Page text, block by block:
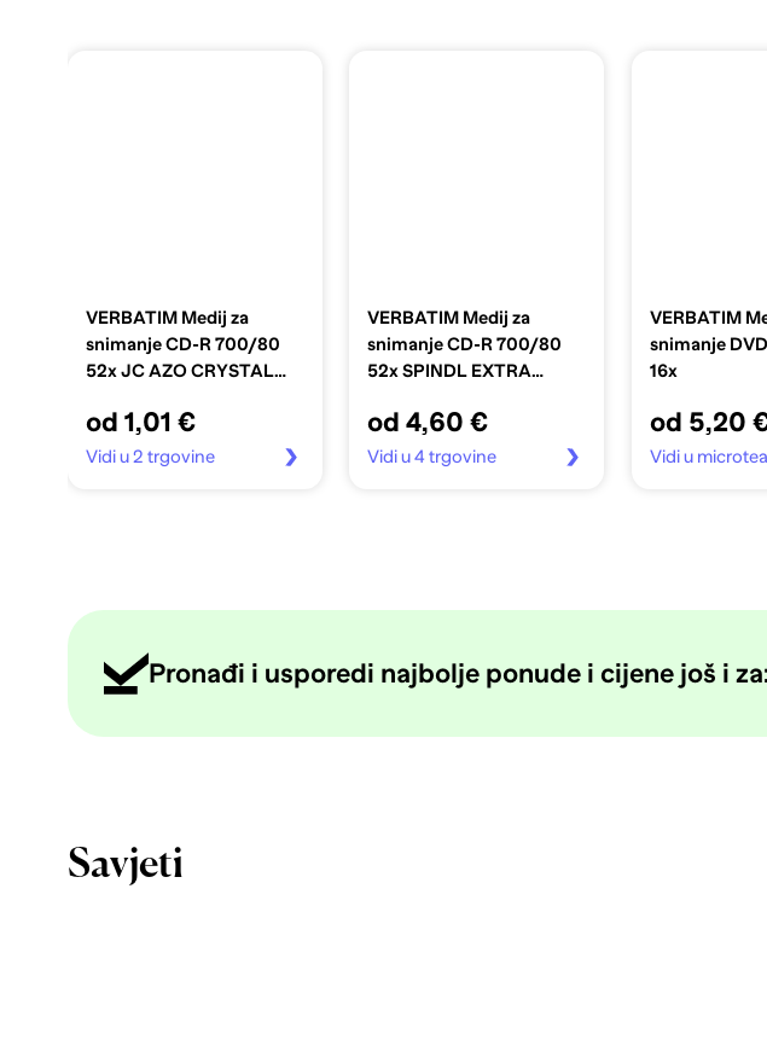
VERBATIM Medij za
snimanje CD-R 700/80
52x JC AZO CRYSTAL
od 1,01 €
Vidi u 2 trgovine
VERBATIM Medij za
snimanje CD-R 700/80
52x SPINDL EXTRA
43437
od 4,60 €
Vidi u 4 trgovine
VERBATIM
snimanje
16x
od 5,20
Vidi u
Pronađi i usporedi najbolje ponude i cijene još i
Savjeti